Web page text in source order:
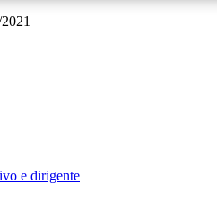
e dirigente